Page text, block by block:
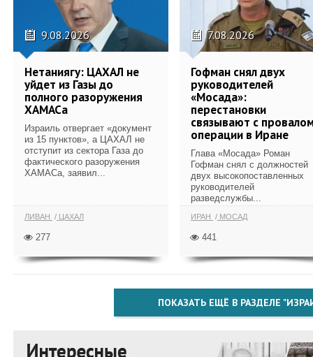
9.08.2026
Нетаниягу: ЦАХАЛ не
уйдет из Газы до
полного разоружения
ХАМАСа
Израиль отвергает «документ
из 15 пунктов», а ЦАХАЛ не
отступит из сектора Газа до
фактического разоружения
ХАМАСа, заявил...
ЛИВАН ЦАХАЛ
277
7.08.2026
Гофман снял двух
руководителей
«Мосада»:
перестановки
связывают с
операции в Иране
Глава «Мосада» Роман
Гофман снял с должностей
двух высокопоставленных
руководителей
разведслужбы...
ИРАН МОСАД
441
ПОКАЗАТЬ ЕЩЁ В РАЗДЕЛЕ